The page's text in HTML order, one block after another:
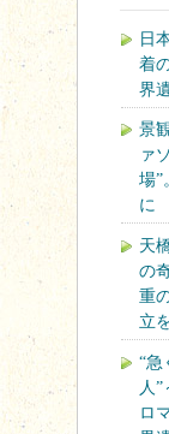
日
着
界
景
ァ
場
天
の
重
立
“急
人
ロ